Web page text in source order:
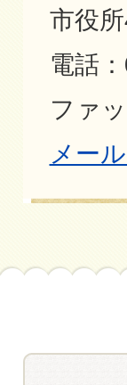
市役
電話
ファ
メー